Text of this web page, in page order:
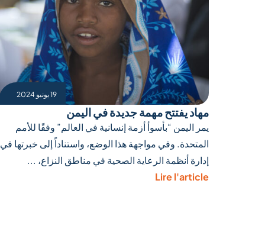
19 يونيو 2024
مهاد يفتتح مهمة جديدة في اليمن
يمر اليمن “بأسوأ أزمة إنسانية في العالم” وفقًا للأمم
المتحدة. وفي مواجهة هذا الوضع، واستناداً إلى خبرتها في
إدارة أنظمة الرعاية الصحية في مناطق النزاع، ...
Lire l'article